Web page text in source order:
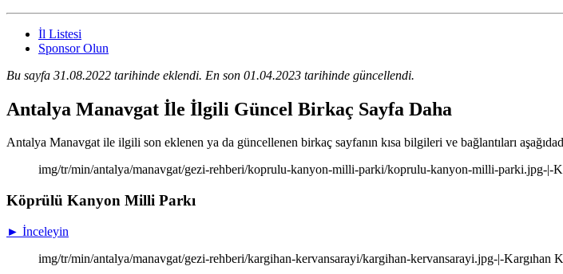
İl Listesi
Sponsor Olun
Bu sayfa 31.08.2022 tarihinde eklendi. En son 01.04.2023 tarihinde güncellendi.
Antalya Manavgat İle İlgili Güncel Birkaç Sayfa Daha
Antalya Manavgat ile ilgili son eklenen ya da güncellenen birkaç sayfanın kısa bilgileri ve bağlantıları
img/tr/min/antalya/manavgat/gezi-rehberi/koprulu-kanyon-milli-parki/koprulu-kanyon-milli-parki.jpg-
Köprülü Kanyon Milli Parkı
► İnceleyin
img/tr/min/antalya/manavgat/gezi-rehberi/kargihan-kervansarayi/kargihan-kervansarayi.jpg-|-Kargıhan